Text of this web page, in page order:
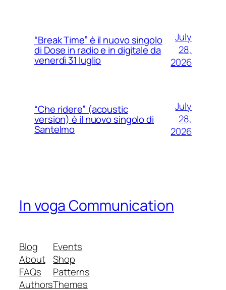
“Break Time” è il nuovo singolo
di Dose in radio e in digitale da
venerdì 31 luglio
July
28,
2026
“Che ridere” (acoustic
version) è il nuovo singolo di
Santelmo
July
28,
2026
In voga Communication
Blog
About
FAQs
Authors
Events
Shop
Patterns
Themes